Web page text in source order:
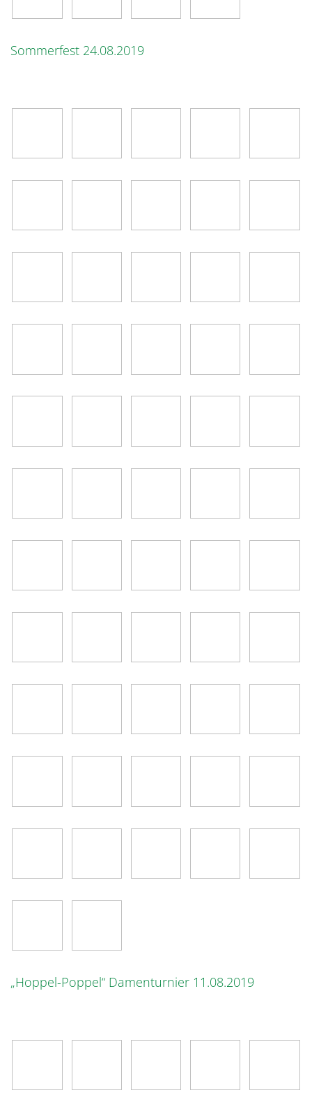
Sommerfest 24.08.2019
„Hoppel-Poppel“ Damenturnier 11.08.2019